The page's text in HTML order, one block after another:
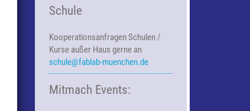
Schule
KooperationsanfragenSchulen /
Kurse außer Haus gerne an
schule@fablab-muenchen.de
Mitmach Events: